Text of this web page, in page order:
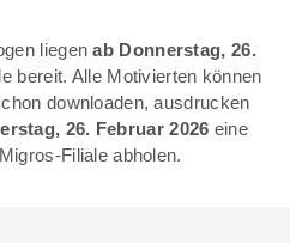
liegenab Donnerstag, 26.
bereit. Alle Motivierten können
downloaden, ausdrucken
26. Februar 2026 eine
Filiale abholen.